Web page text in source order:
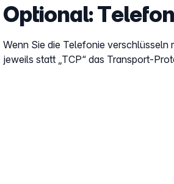
Optional:
Wenn Sie die Telefonie verschlüsseln
jeweils statt „TCP“ das Transport-